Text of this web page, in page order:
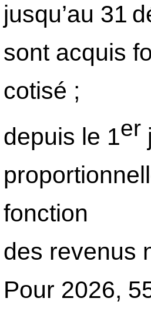
jusqu’au 31
sont acquis
cotisé ;
depuis le 1er
fonction
des revenus
Pour 2026,